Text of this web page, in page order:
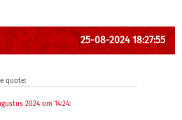
25-08-2024 18:27:55
quote:
2024 om 14:24: